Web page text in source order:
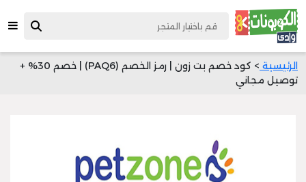
الرئيسية
> كود خصم بت زون | رمز الخصم (PAQ6) | خصم 30% +
توصيل مجاني